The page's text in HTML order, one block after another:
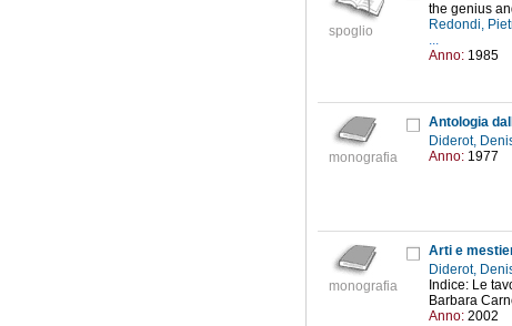
spoglio
the genius
Redondi,
...
Anno: 1985
monografia
Antologia
Diderot,
Anno: 1977
monografia
Arti e
Diderot,
Indice: Le
Barbara
Anno: 2002